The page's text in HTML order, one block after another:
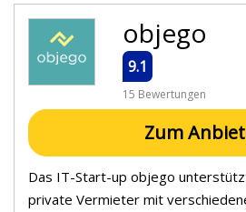
objego
9.1
15 Bewertungen
Zum
Das IT-Start-up objego
private Vermieter mit